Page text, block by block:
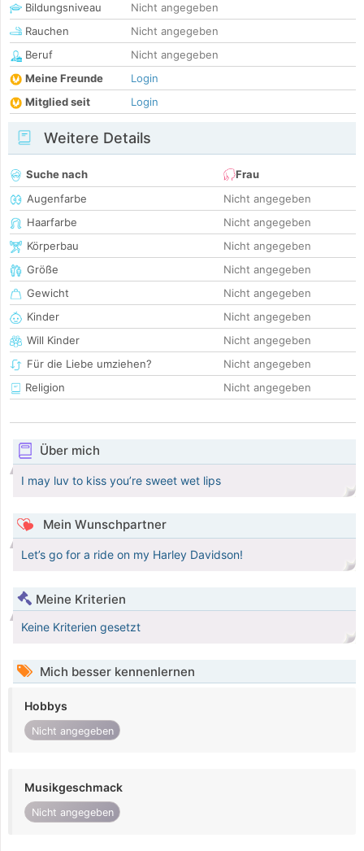
Bildungsniveau
Nicht angegeben
Rauchen
Nicht angegeben
Beruf
Nicht angegeben
Meine Freunde
Login
Mitglied seit
Login
Weitere Details
Suche nach
Frau
Augenfarbe
Nicht angegeben
Haarfarbe
Nicht angegeben
Körperbau
Nicht angegeben
Größe
Nicht angegeben
Gewicht
Nicht angegeben
Kinder
Nicht angegeben
Will Kinder
Nicht angegeben
Für die Liebe umziehen?
Nicht angegeben
Religion
Nicht angegeben
Über mich
I may luv to kiss you’re sweet wet lips
Mein Wunschpartner
Let’s go for a ride on my Harley Davidson!
Meine Kriterien
Keine Kriterien gesetzt
Mich besser kennenlernen
Hobbys
Nicht angegeben
Musikgeschmack
Nicht angegeben